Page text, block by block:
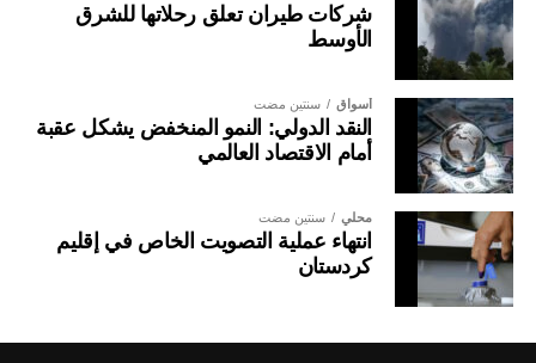
شركات طيران تعلق رحلاتها للشرق
الأوسط
أسواق سنتين مضت
النقد الدولي: النمو المنخفض يشكل عقبة
أمام الاقتصاد العالمي
محلي سنتين مضت
انتهاء عملية التصويت الخاص في إقليم
كردستان